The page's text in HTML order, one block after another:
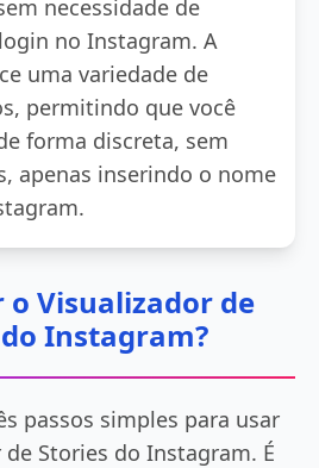
necessidade de
no Instagram. A
uma variedade de
permitindo que você
forma discreta, sem
apenas inserindo o nome
o Visualizador de
Instagram?
passos simples para usar
Stories do Instagram. É